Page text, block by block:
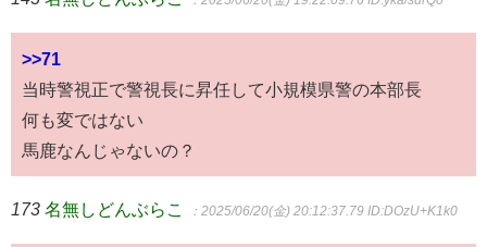
>>71
当時警視正で警視長に昇任して小規模県警の本部長
何も変ではない
馬鹿なんじゃないの？
173 名無しどんぶらこ ：2025/06/20(金) 20:12:37.79 ID:DOzU+K1k0